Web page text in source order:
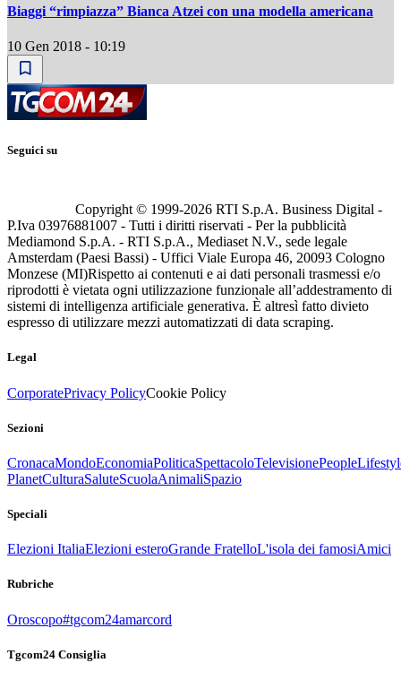
Biaggi “rimpiazza” Bianca Atzei con una modella americana
10 Gen 2018 - 10:19
Seguici su
Copyright © 1999-2026 RTI S.p.A. Business Digital -
P.Iva 03976881007 - Tutti i diritti riservati - Per la pubblicità
Mediamond S.p.A. - RTI S.p.A., Mediaset N.V., sede legale
Amsterdam (Paesi Bassi) - Uffici Viale Europa 46, 20093 Cologno
Monzese (MI)Rispetto ai contenuti e ai dati personali trasmessi e/o
riprodotti è vietata ogni utilizzazione funzionale all’addestramento di
sistemi di intelligenza artificiale generativa. È altresì fatto divieto
espresso di utilizzare mezzi automatizzati di data scraping.
Legal
CorporatePrivacy PolicyCookie Policy
Sezioni
CronacaMondoEconomiaPoliticaSpettacoloTelevisionePeople
PlanetCulturaSaluteScuolaAnimaliSpazio
Speciali
Elezioni ItaliaElezioni esteroGrande FratelloL'isola dei famosiAmici
Rubriche
Oroscopo#tgcom24amarcord
Tgcom24 Consiglia